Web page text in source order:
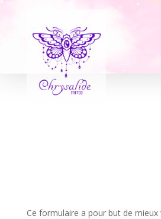
Ce formulaire a pour but de mieux